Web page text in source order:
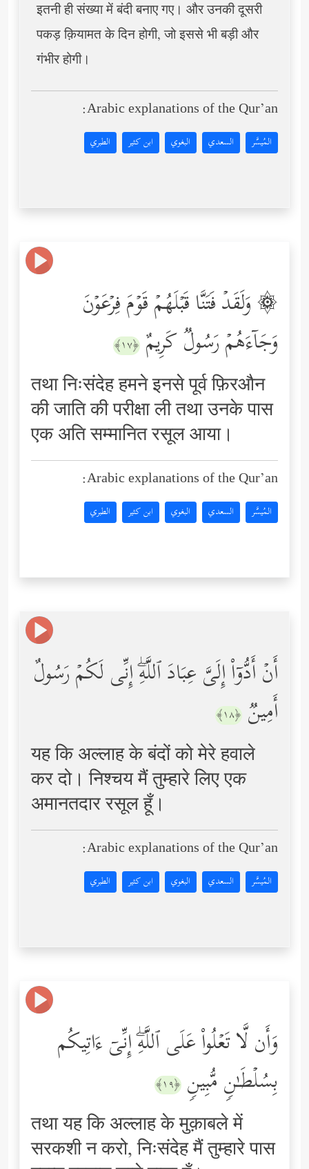
इतनी ही संख्या में बंदी बनाए गए। और उनकी दूसरी
पकड़ क़ियामत के दिन होगी, जो इससे भी बड़ी और
गंभीर होगी।
Arabic explanations of the Qur’an:
المُيسَّر السعدي البغوي ابن كثير الطبري
۞ وَلَقَدۡ فَتَنَّا قَبۡلَهُمۡ قَوۡمَ فِرۡعَوۡنَ
وَجَاۤءَهُمۡ رَسُولࣱ كَرِیمٌ ﴿١٧﴾
तथा निःसंदेह हमने इनसे पूर्व फ़िरऔन
की जाति की परीक्षा ली तथा उनके पास
एक अति सम्मानित रसूल आया।
Arabic explanations of the Qur’an:
المُيسَّر السعدي البغوي ابن كثير الطبري
أَنۡ أَدُّوۤاْ إِلَیَّ عِبَادَ ٱللَّهِۖ إِنِّی لَكُمۡ رَسُولٌ
أَمِینࣱ ﴿١٨﴾
यह कि अल्लाह के बंदों को मेरे हवाले
कर दो। निश्चय मैं तुम्हारे लिए एक
अमानतदार रसूल हूँ।
Arabic explanations of the Qur’an:
المُيسَّر السعدي البغوي ابن كثير الطبري
وَأَن لَّا تَعۡلُواْ عَلَى ٱللَّهِۖ إِنِّیۤ ءَاتِیكُم
بِسُلۡطَـٰنࣲ مُّبِینࣲ ﴿١٩﴾
तथा यह कि अल्लाह के मुक़ाबले में
सरकशी न करो, निःसंदेह मैं तुम्हारे पास